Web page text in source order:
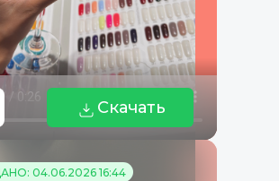
Скачать
04.06.2026 16:44